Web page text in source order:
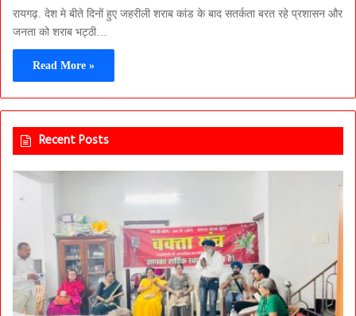
रायगढ़. देश मे बीते दिनों हुए जहरीली शराब कांड के बाद सतर्कता बरत रहे प्रशासन और
जनता को शराब भट्ठी…
Read More »
Recent Posts